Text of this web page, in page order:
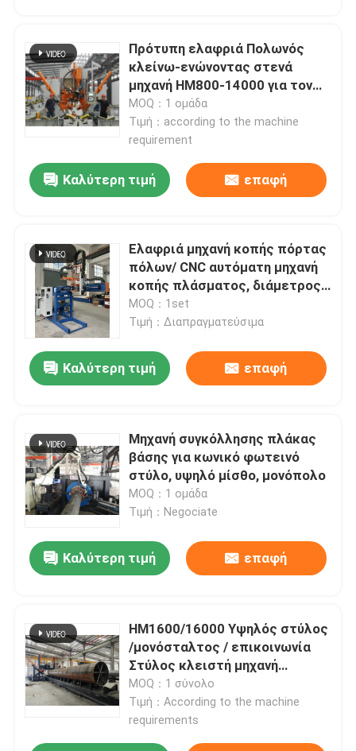
Πρότυπη ελαφριά Πολωνός
κλείνω-ενώνοντας στενά
μηχανή HM800-14000 για τον
υψηλό ιστό μονοπωλιακό
MOQ：1 ομάδα
Τιμή：according to the machine
requirement
Καλύτερη τιμή επαφή
Ελαφριά μηχανή κοπής πόρτας
πόλων/ CNC αυτόματη μηχανή
κοπής πλάσματος, διάμετρος
350 mm, εγκεφαλική 2000 mm
MOQ：1set
Τιμή：Διαπραγματεύσιμα
Καλύτερη τιμή επαφή
Μηχανή συγκόλλησης πλάκας
βάσης για κωνικό φωτεινό
στύλο, υψηλό μίσθο, μονόπολο
MOQ：1 ομάδα
Τιμή：Negociate
Καλύτερη τιμή επαφή
HM1600/16000 Υψηλός στύλος
/μονόσταλτος / επικοινωνία
Στύλος κλειστή μηχανή
συγκόλλησης μοντέλο
MOQ：1 σύνολο
Τιμή：According to the machine
requirements